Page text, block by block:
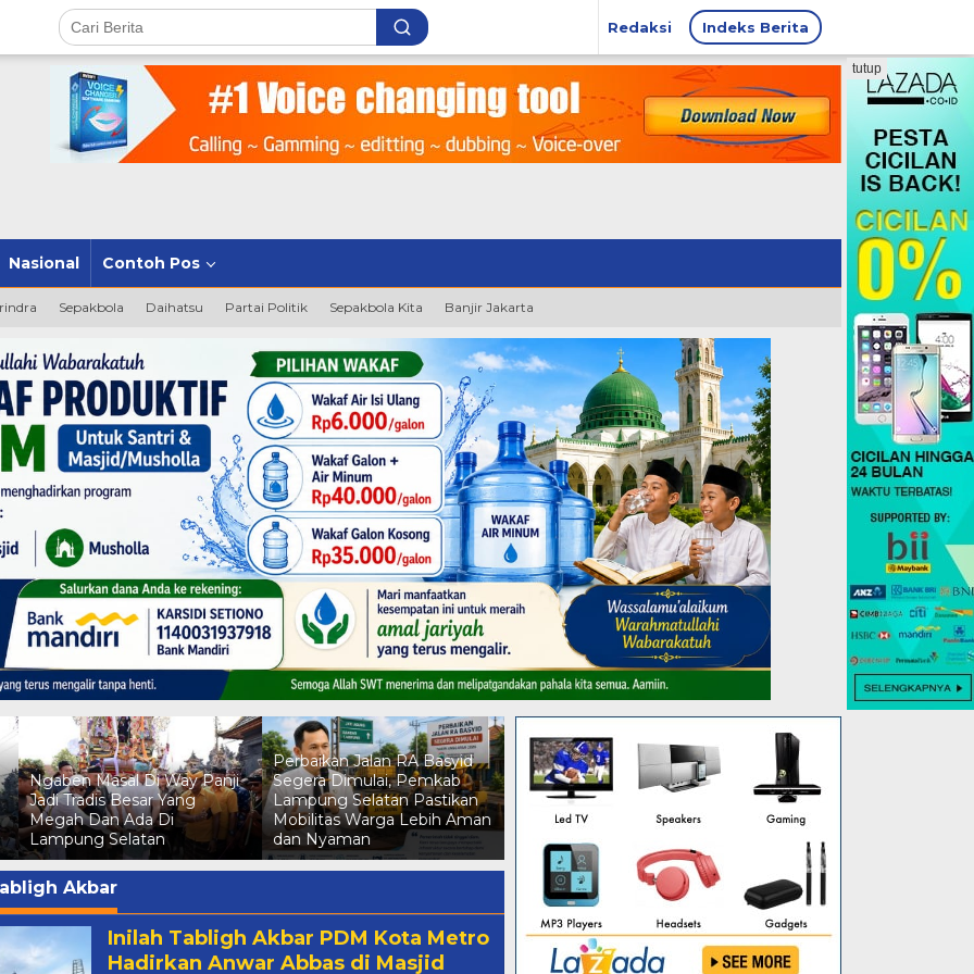
Redaksi Indeks Berita
Nasional Contoh Pos
Sepakbola Daihatsu Partai Politik Sepakbola Kita Banjir Jakarta
tutup
Ngaben Masal Di Way Panji
Jadi Tradis Besar Yang
Megah Dan Ada Di
Lampung Selatan
Perbaikan Jalan RA Basyid
Segera Dimulai, Pemkab
Lampung Selatan Pastikan
Mobilitas Warga Lebih Aman
dan Nyaman
Bupati Egi Tinggalkan Aula,
Pilih Bawah Flyover Natar
untuk Lantik 12 Pejabat
Tak Kalah Dengan Bali,Turis
Dari Italia Beserta Ribuan
Penonton Meriahkan
Ngaben Massal Bali Nuraga
Akbar
Inilah Tabligh Akbar PDM Kota Metro
Hadirkan Anwar Abbas di Masjid